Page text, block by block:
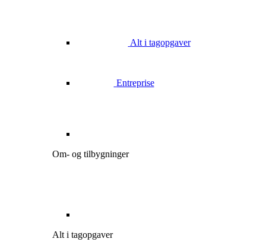
Alt i tagopgaver
Entreprise
Om- og tilbygninger
Alt i tagopgaver